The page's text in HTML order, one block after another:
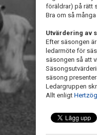
föräldrar) på rätt
Bra om så
Utvärdering av
Efter säsongen
ledarmöte för
säsongen så att
säsong
Ledargruppen
Allt enligt